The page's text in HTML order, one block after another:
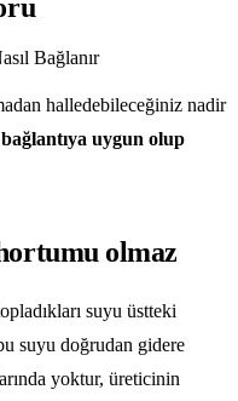
Bağlanır
halledebileceğiniz nadir
uygun olup
olmaz
suyu üstteki
suyu doğrudan gidere
yoktur, üreticinin